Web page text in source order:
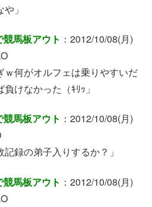
」
馬板アウト ：2012/10/08(月)
ｗ何がオルフェは乗りやすいだ
けなかった（ｷﾘｯ」
馬板アウト ：2012/10/08(月)
録の弟子入りするか？」
馬板アウト ：2012/10/08(月)